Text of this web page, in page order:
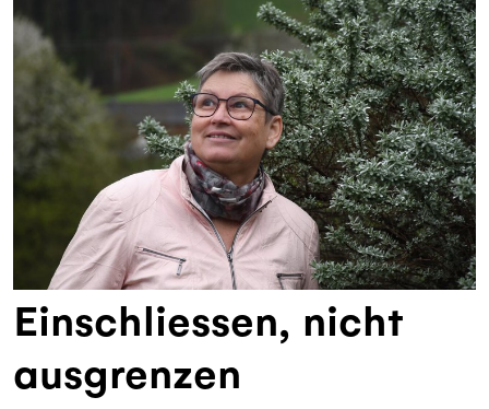
Einschliessen, nicht
ausgrenzen